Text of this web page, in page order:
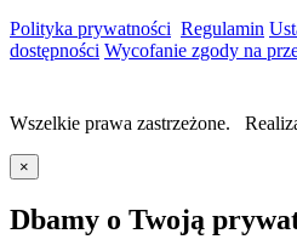
Polityka prywatności Regulamin
dostępności Wycofanie zgody na
Wszelkie prawa zastrzeżone.
×
Dbamy o Twoją